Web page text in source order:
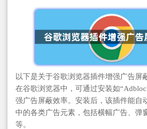
以下是关于谷歌浏览器插件增强广告屏
在谷歌浏览器中，可通过安装如
强广告屏蔽效率。安装后，该插件能自
中的各类广告元素，包括横幅广告、弹
等。